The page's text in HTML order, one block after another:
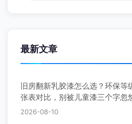
最新文章
旧房翻新乳胶漆怎么选？环保等
张表对比，别被儿童漆三个字忽
2026-08-10